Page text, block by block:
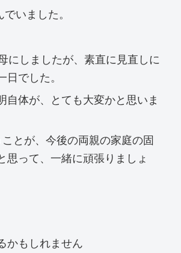
いました。
にしましたが、素直に見直しに
でした。
体が、とても大変かと思いま
とが、今後の両親の家庭の固
って、一緒に頑張りましょ
かもしれません